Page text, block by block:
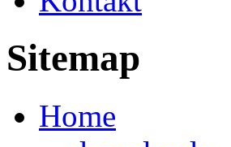
Sitemap
Home